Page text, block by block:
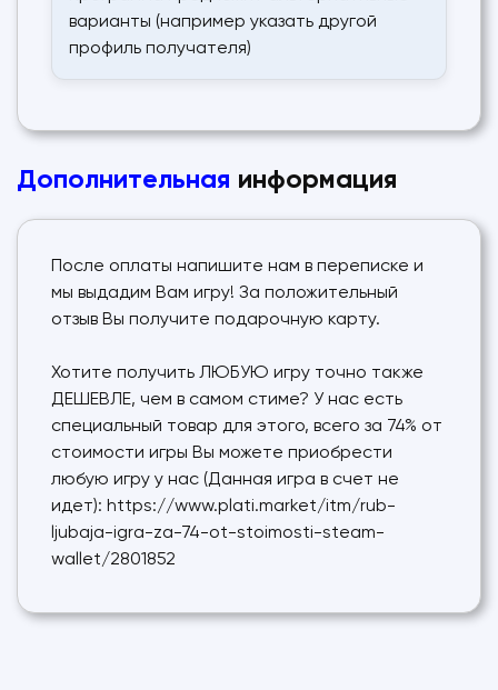
варианты (например указать другой
профиль получателя)
Дополнительная информация
После оплаты напишите нам в переписке и
мы выдадим Вам игру! За положительный
отзыв Вы получите подарочную карту.
Хотите получить ЛЮБУЮ игру точно также
ДЕШЕВЛЕ, чем в самом стиме? У нас есть
специальный товар для этого, всего за 74% от
стоимости игры Вы можете приобрести
любую игру у нас (Данная игра в счет не
идет): https://www.plati.market/itm/rub-
ljubaja-igra-za-74-ot-stoimosti-steam-
wallet/2801852